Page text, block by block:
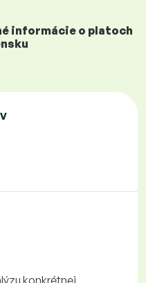
informácie o platoch